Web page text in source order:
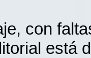
con
está